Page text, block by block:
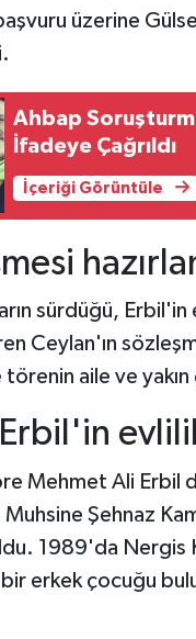
üzerine
Ahbap
İfadeye Çağrıldı
İçeriği Görüntüle
sürdüğü,
Ceylan'ın
aile ve yakın
Mehmet Ali Erbil
Şehnaz
oldu. 1989'da
erkek çocuğu